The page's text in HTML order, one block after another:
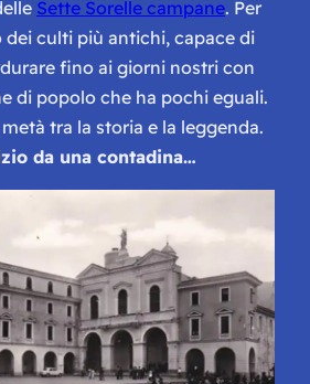
Sette Sorelle campane. Per
dei culti più antichi, capace di
fino ai giorni nostri con
di popolo che ha pochi eguali.
tra la storia e la leggenda.
da una contadina…